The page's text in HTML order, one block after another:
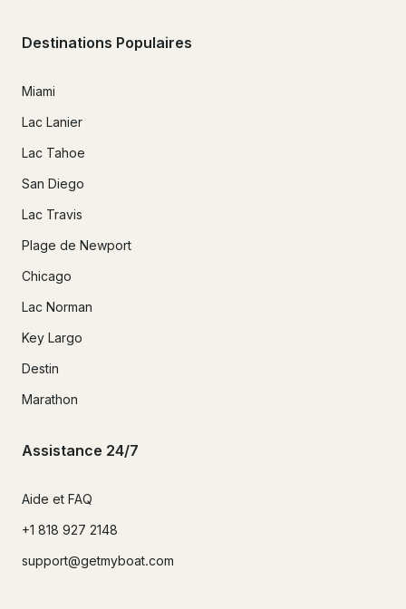
Destinations Populaires
Miami
Lac Lanier
Lac Tahoe
San Diego
Lac Travis
Plage de Newport
Chicago
Lac Norman
Key Largo
Destin
Marathon
Assistance 24/7
Aide et FAQ
+1 818 927 2148
support@getmyboat.com